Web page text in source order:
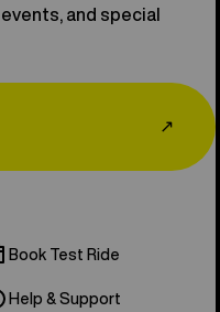
and special
↗
Book Test Ride
Help & Support